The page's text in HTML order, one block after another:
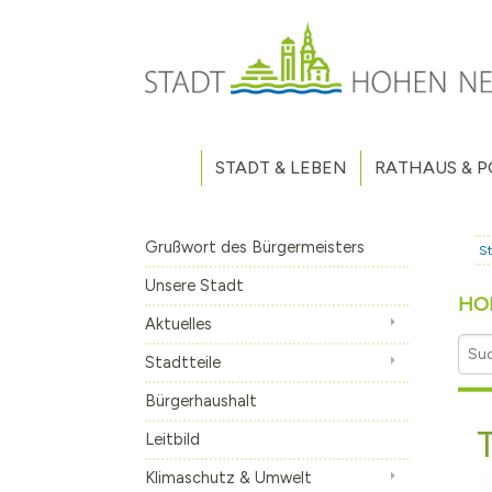
STADT & LEBEN
Unsere Stadt
Aktuelles
Weitere
Stadtteile
Hohen
Borgsdorf
Bergfelde
Bürgerhaushalt
Leitbild
Geschichte
Hohen
RATHAUS &
Vergaben
Haushaltsplan
Wahlen
Eigenbetrieb
Grußwort des Bürgermeisters
Unsere Stadt
Aktuelles
Stadtteile
Bürgerhaushalt
Leitbild
Klimaschutz & Umwelt